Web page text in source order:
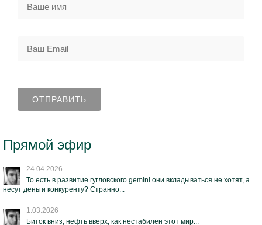
Прямой эфир
24.04.2026
То есть в развитие гугловского gemini они вкладываться не хотят, а
несут деньги конкуренту? Странно...
1.03.2026
Биток вниз, нефть вверх, как нестабилен этот мир...